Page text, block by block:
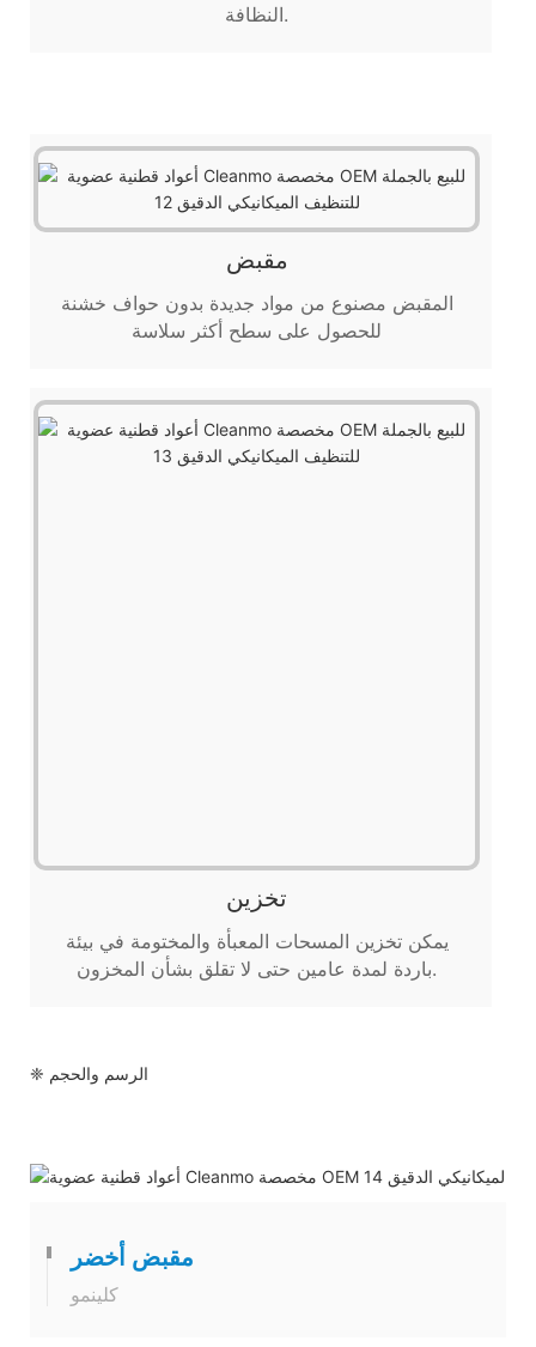
النظافة.
مقبض
المقبض مصنوع من مواد جديدة بدون حواف خشنة
للحصول على سطح أكثر سلاسة
تخزين
يمكن تخزين المسحات المعبأة والمختومة في بيئة
باردة لمدة عامين حتى لا تقلق بشأن المخزون.
❈ الرسم والحجم
مقبض أخضر
كلينمو